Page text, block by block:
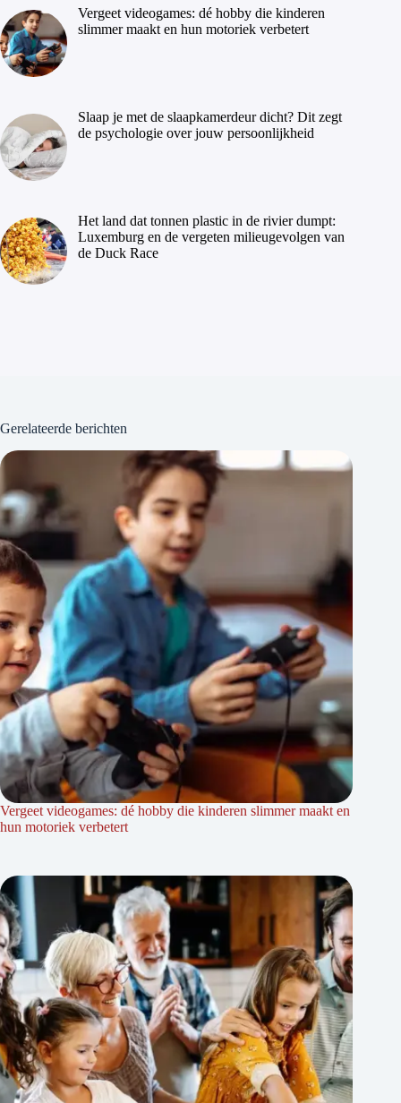
Vergeet videogames: dé hobby die kinderen
slimmer maakt en hun motoriek verbetert
Slaap je met de slaapkamerdeur dicht? Dit zegt
de psychologie over jouw persoonlijkheid
Het land dat tonnen plastic in de rivier dumpt:
Luxemburg en de vergeten milieugevolgen van
de Duck Race
Gerelateerde berichten
Vergeet videogames: dé hobby die kinderen slimmer maakt en
hun motoriek verbetert